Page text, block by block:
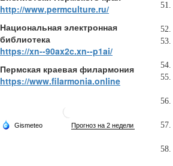
http://www.permculture.ru/
Национальная электронная
библиотека
https://xn--90ax2c.xn--p1ai/
Пермская краевая филармония
https://www.filarmonia.online